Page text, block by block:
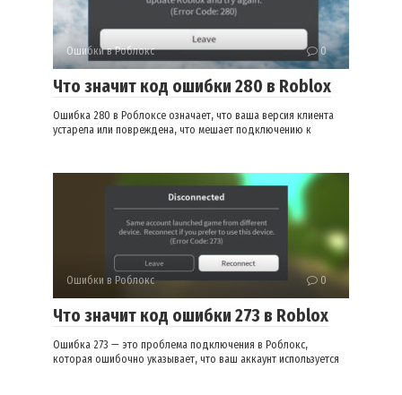
Ошибки в Роблокс 0
Что значит код ошибки 280 в Roblox
Ошибка 280 в Роблоксе означает, что ваша версия клиента
устарела или повреждена, что мешает подключению к
Ошибки в Роблокс 0
Что значит код ошибки 273 в Roblox
Ошибка 273 — это проблема подключения в Роблокс,
которая ошибочно указывает, что ваш аккаунт используется